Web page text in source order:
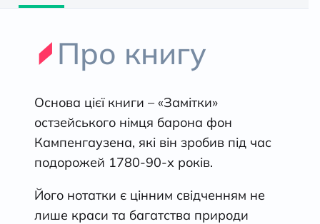
О.Є.,
наук.ред.
Сокирка
О.Г.)
кількість
Про книгу
Основа цієї книги – «Замітки»
остзейського німця барона фон
Кампенгаузена, які він зробив під час
подорожей 1780-90-х років.
Його нотатки є цінним свідченням не
лише краси та багатства природи